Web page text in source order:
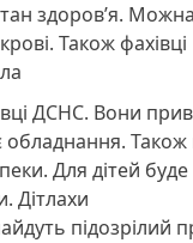
здоров’я.
Також фахівці
ДСНС. Вони
обладнання.
Для дітей буде
Дітлахи
підозрілий